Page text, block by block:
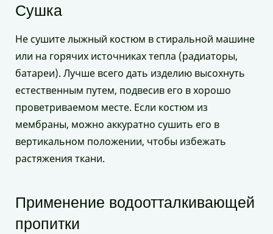
Сушка
Не сушите лыжный костюм в стиральной машине
или на горячих источниках тепла (радиаторы,
батареи). Лучше всего дать изделию высохнуть
естественным путем, подвесив его в хорошо
проветриваемом месте. Если костюм из
мембраны, можно аккуратно сушить его в
вертикальном положении, чтобы избежать
растяжения ткани.
Применение водоотталкивающей
пропитки